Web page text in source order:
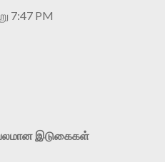
7:47 PM
இடுகைகள்